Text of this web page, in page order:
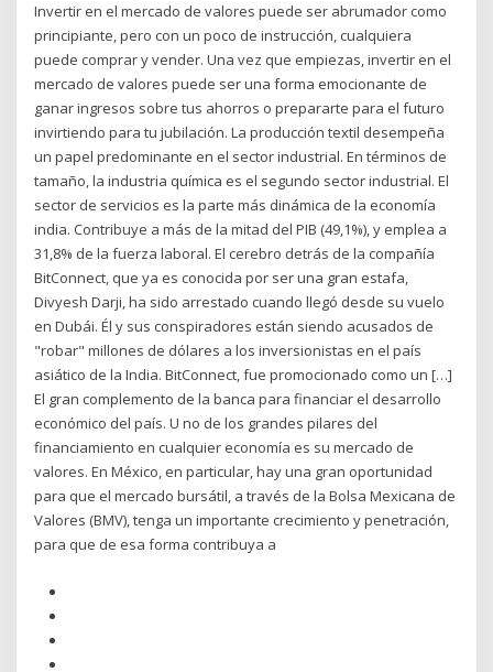
Invertir en el mercado de valores puede ser abrumador como
principiante, pero con un poco de instrucción, cualquiera
puede comprar y vender. Una vez que empiezas, invertir en el
mercado de valores puede ser una forma emocionante de
ganar ingresos sobre tus ahorros o prepararte para el futuro
invirtiendo para tu jubilación. La producción textil desempeña
un papel predominante en el sector industrial. En términos de
tamaño, la industria química es el segundo sector industrial. El
sector de servicios es la parte más dinámica de la economía
india. Contribuye a más de la mitad del PIB (49,1%), y emplea a
31,8% de la fuerza laboral. El cerebro detrás de la compañía
BitConnect, que ya es conocida por ser una gran estafa,
Divyesh Darji, ha sido arrestado cuando llegó desde su vuelo
en Dubái. Él y sus conspiradores están siendo acusados de
"robar" millones de dólares a los inversionistas en el país
asiático de la India. BitConnect, fue promocionado como un […]
El gran complemento de la banca para financiar el desarrollo
económico del país. U no de los grandes pilares del
financiamiento en cualquier economía es su mercado de
valores. En México, en particular, hay una gran oportunidad
para que el mercado bursátil, a través de la Bolsa Mexicana de
Valores (BMV), tenga un importante crecimiento y penetración,
para que de esa forma contribuya a